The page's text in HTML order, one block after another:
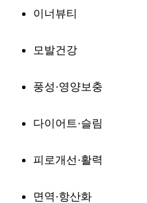
이너뷰티
모발건강
풍성·영양보충
다이어트·슬림
피로개선·활력
면역·항산화